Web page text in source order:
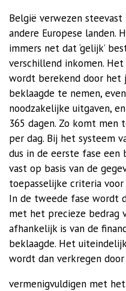
België verwezen
andere Europese landen.
immers net dat ‘gelijk’
verschillend inkomen.
wordt berekend door het
beklaagde te nemen,
noodzakelijke uitgaven,
365 dagen. Zo komt
per dag. Bij het systeem
dus in de eerste fase een
vast op basis van de
toepasselijke criteria
In de tweede fase wordt
met het precieze bedrag
afhankelijk is van de
beklaagde. Het
wordt dan verkregen
vermenigvuldigen met